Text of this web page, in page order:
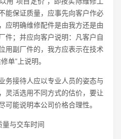
能保证质量，应事先向客户作必
应明确维修配件是由我方还是由
件；并应向客户说明：凡客户自
用副厂件的，我方应表示在技术
单”上说明。
务接待人应以专业人员的姿态与
灵活选用不同方式的估价，要让
可能说明本公司价格合理性。
与交车时间